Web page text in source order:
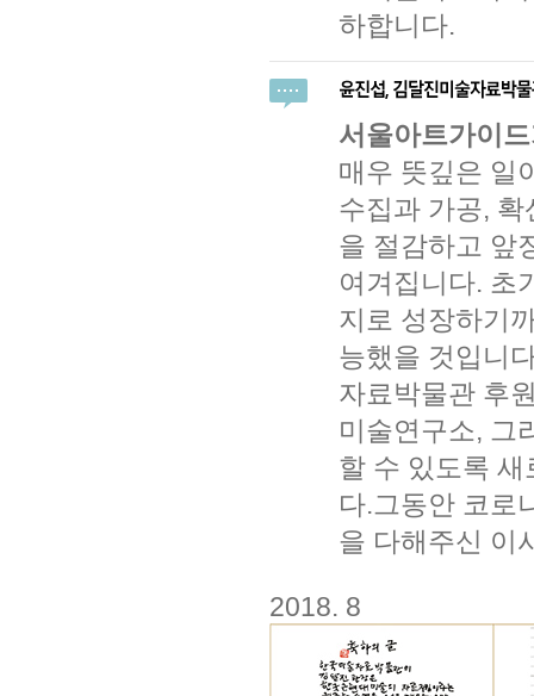
하합니다.
서울아트가이
매우 뜻깊은 일
수집과 가공,
을 절감하고 앞
여겨집니다. 초
지로 성장하기
능했을 것입니
자료박물관 후
미술연구소, 그
할 수 있도록
다.그동안 코로
을 다해주신 이
2018. 8